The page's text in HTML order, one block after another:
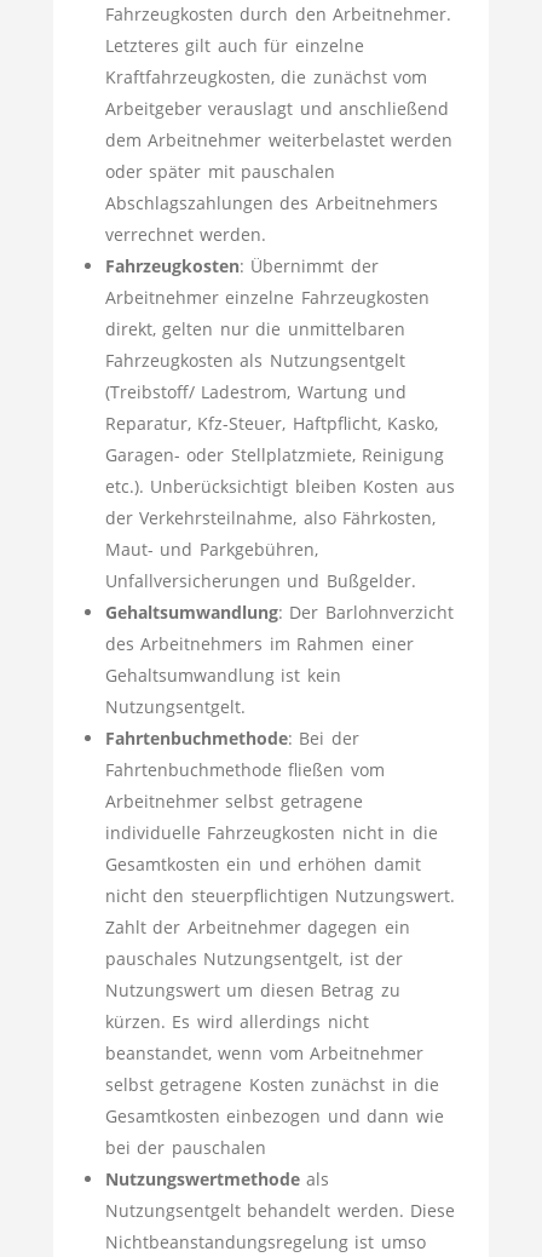
Fahrzeugkosten durch den Arbeitnehmer.
Letzteres gilt auch für einzelne
Kraftfahrzeugkosten, die zunächst vom
Arbeitgeber verauslagt und anschließend
dem Arbeitnehmer weiterbelastet werden
oder später mit pauschalen
Abschlagszahlungen des Arbeitnehmers
verrechnet werden.
Fahrzeugkosten: Übernimmt der
Arbeitnehmer einzelne Fahrzeugkosten
direkt, gelten nur die unmittelbaren
Fahrzeugkosten als Nutzungsentgelt
(Treibstoff/ Ladestrom, Wartung und
Reparatur, Kfz-Steuer, Haftpflicht, Kasko,
Garagen- oder Stellplatzmiete, Reinigung
etc.). Unberücksichtigt bleiben Kosten aus
der Verkehrsteilnahme, also Fährkosten,
Maut- und Parkgebühren,
Unfallversicherungen und Bußgelder.
Gehaltsumwandlung: Der Barlohnverzicht
des Arbeitnehmers im Rahmen einer
Gehaltsumwandlung ist kein
Nutzungsentgelt.
Fahrtenbuchmethode: Bei der
Fahrtenbuchmethode fließen vom
Arbeitnehmer selbst getragene
individuelle Fahrzeugkosten nicht in die
Gesamtkosten ein und erhöhen damit
nicht den steuerpflichtigen Nutzungswert.
Zahlt der Arbeitnehmer dagegen ein
pauschales Nutzungsentgelt, ist der
Nutzungswert um diesen Betrag zu
kürzen. Es wird allerdings nicht
beanstandet, wenn vom Arbeitnehmer
selbst getragene Kosten zunächst in die
Gesamtkosten einbezogen und dann wie
bei der pauschalen
Nutzungswertmethodeals
Nutzungsentgelt behandelt werden. Diese
Nichtbeanstandungsregelung ist umso